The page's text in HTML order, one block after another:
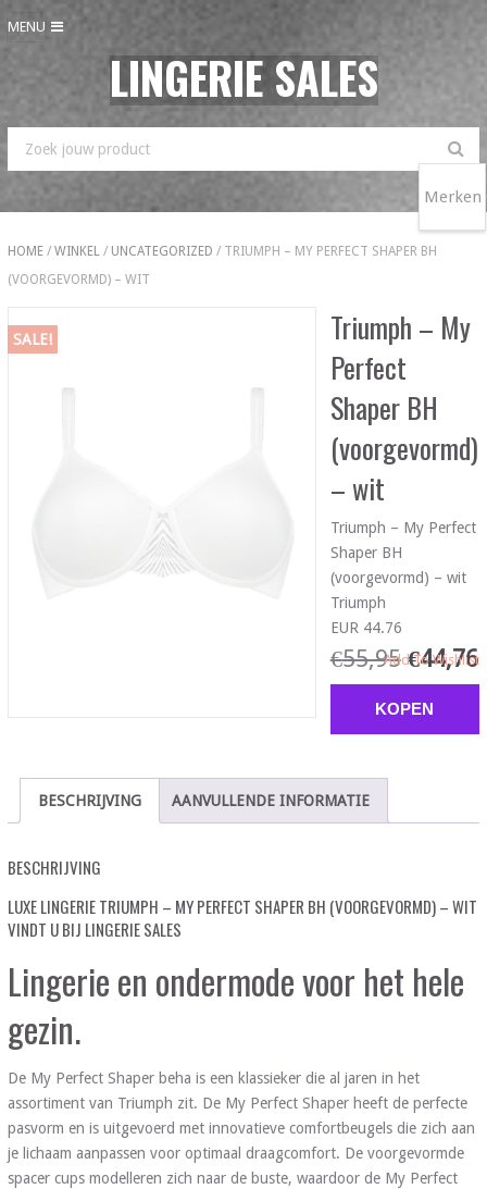
MENU
LINGERIE SALES
HOME/ WINKEL/ UNCATEGORIZED / TRIUMPH – MY PERFECT SHAPER BH
(VOORGEVORMD) – WIT
SALE!
Triumph – My
Perfect
Shaper BH
(voorgevormd)
– wit
Triumph – My Perfect
Shaper BH
(voorgevormd) – wit
Triumph
EUR 44.76
€55,95 €44,76
KOPEN
Add To Wishlist
BESCHRIJVING AANVULLENDE INFORMATIE
BESCHRIJVING
LUXE LINGERIE TRIUMPH – MY PERFECT SHAPER BH (VOORGEVORMD) – WIT
VINDT U BIJ LINGERIE SALES
Lingerie en ondermode voor het hele
gezin.
De My Perfect Shaper beha is een klassieker die al jaren in het
assortiment van Triumph zit. De My Perfect Shaper heeft de perfecte
pasvorm en is uitgevoerd met innovatieve comfortbeugels die zich aan
je lichaam aanpassen voor optimaal draagcomfort. De voorgevormde
spacer cups modelleren zich naar de buste, waardoor de My Perfect
Merken